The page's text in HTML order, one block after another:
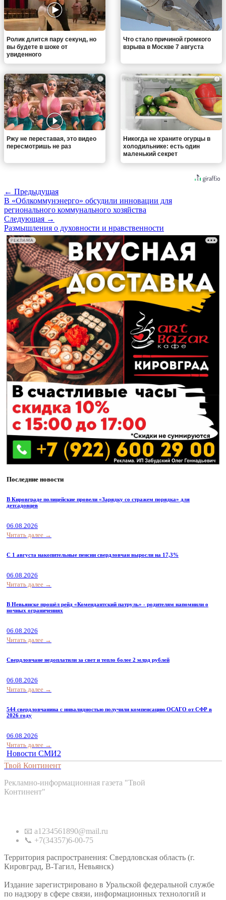
Ролик длится пару секунд, но
вы будете в шоке от
увиденного
Что стало причиной громкого
взрыва в Москве 7 августа
i
Ржу не переставая, это видео
пересмотришь не раз
i
Никогда не храните огурцы в
холодильнике: есть один
маленький секрет
← Предыдущая
В «Облкоммунэнерго» обсудили инновации для
регионального коммунального хозяйства
Следующая →
Размышления о духовности и нравственности
РЕКЛАМА
Последние новости
В Кировграде полицейские провели «Зарядку со стражем порядка» для
детсадовцев
06.08.2026
Читать далее →
С 1 августа накопительные пенсии свердловчан выросли на 17,3%
06.08.2026
Читать далее →
В Невьянске прошёл рейд «Комендантский патруль» - родителям напомнили о
ночных ограничениях
06.08.2026
Читать далее →
Свердловчане недоплатили за свет и тепло более 2 млрд рублей
06.08.2026
Читать далее →
544 свердловчанина с инвалидностью получили компенсацию ОСАГО от СФР в
2026 году
06.08.2026
Читать далее →
Новости СМИ2
Твой Континент
Рекламно-информационная газета "Твой
Континент"
📧 a1234561890@mail.ru
📞 +7(34357)6-00-75
Территория распространения: Свердловская область (г.
Кировград, В-Тагил, Невьянск)
Издание зарегистрировано в Уральской федеральной службе
по надзору в сфере связи, информационных технологий и